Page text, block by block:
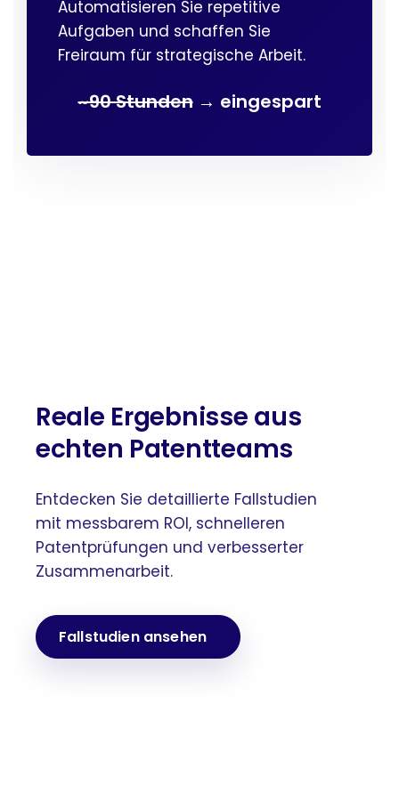
Automatisieren Sie repetitive
Aufgaben und schaffen Sie
Freiraum für strategische Arbeit.
~90 Stunden→ eingespart
Reale Ergebnisse aus
echten Patentteams
Entdecken Sie detaillierte Fallstudien
mit messbarem ROI, schnelleren
Patentprüfungen und verbesserter
Zusammenarbeit.
Fallstudien ansehen